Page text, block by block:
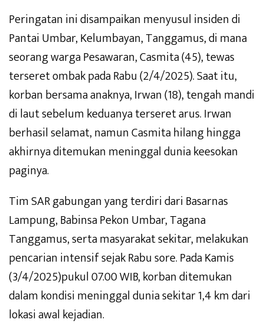
Peringatan ini disampaikan menyusul insiden di
Pantai Umbar, Kelumbayan, Tanggamus, di mana
seorang warga Pesawaran, Casmita (45), tewas
terseret ombak pada Rabu (2/4/2025). Saat itu,
korban bersama anaknya, Irwan (18), tengah mandi
di laut sebelum keduanya terseret arus. Irwan
berhasil selamat, namun Casmita hilang hingga
akhirnya ditemukan meninggal dunia keesokan
paginya.
Tim SAR gabungan yang terdiri dari Basarnas
Lampung, Babinsa Pekon Umbar, Tagana
Tanggamus, serta masyarakat sekitar, melakukan
pencarian intensif sejak Rabu sore. Pada Kamis
(3/4/2025)pukul 07.00 WIB, korban ditemukan
dalam kondisi meninggal dunia sekitar 1,4 km dari
lokasi awal kejadian.